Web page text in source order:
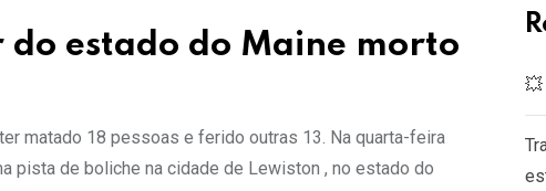
do estado do Maine morto
matado 18 pessoas e ferido outras 13. Na quarta-feira
pista de boliche na cidade de Lewiston , no estado do
💥